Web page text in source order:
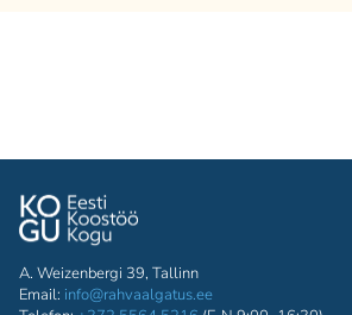
A. Weizenbergi 39, Tallinn
Email: info@rahvaalgatus.ee